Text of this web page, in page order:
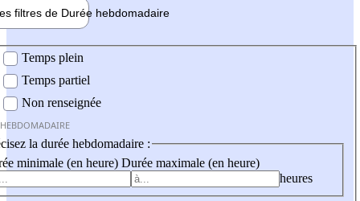
filtres de Durée hebdomadaire
Temps plein
Temps partiel
Non renseignée
la durée hebdomadaire :
minimale (en heure) Durée maximale (en heure)
heures